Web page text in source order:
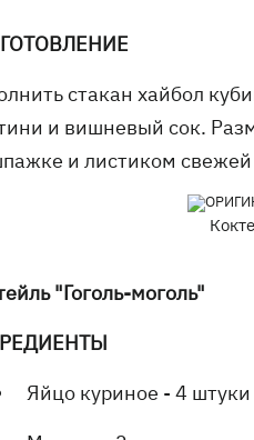
стакан хайбол
и вишневый сок.
и листиком
"Гоголь-моголь"
Яйцо куриное - 4 штуки